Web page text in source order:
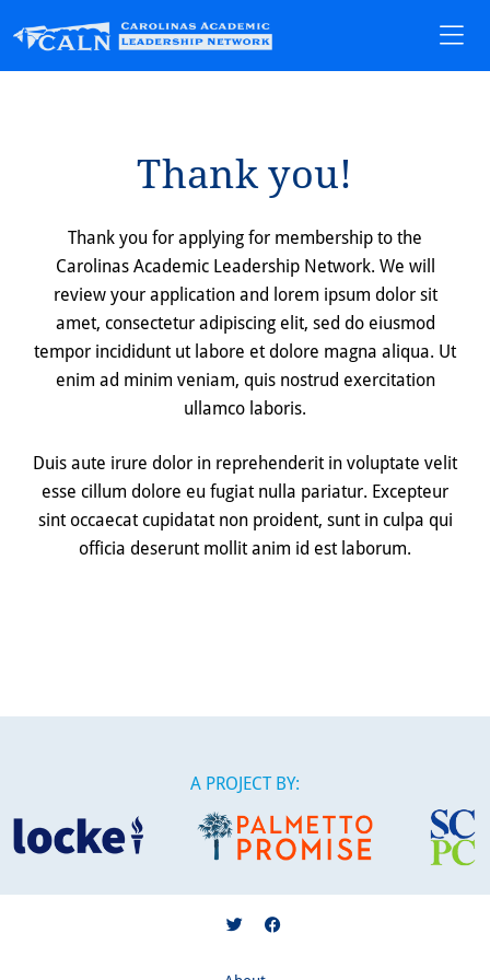
Thank you!
Thank you for applying for membership to the
Carolinas Academic Leadership Network. We will
review your application and lorem ipsum dolor sit
amet, consectetur adipiscing elit, sed do eiusmod
tempor incididunt ut labore et dolore magna aliqua. Ut
enim ad minim veniam, quis nostrud exercitation
ullamco laboris.
Duis aute irure dolor in reprehenderit in voluptate velit
esse cillum dolore eu fugiat nulla pariatur. Excepteur
sint occaecat cupidatat non proident, sunt in culpa qui
officia deserunt mollit anim id est laborum.
A PROJECT BY: